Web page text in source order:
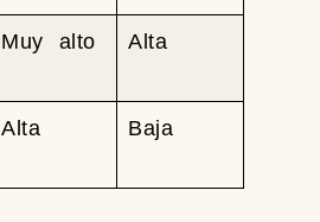
Muy alto Alta
Alta Baja